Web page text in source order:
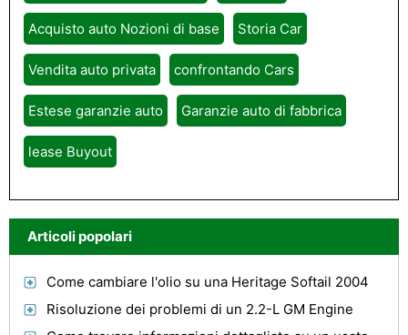
Acquisto auto Nozioni di base Storia Car
Vendita auto privata confrontando Cars
Estese garanzie auto Garanzie auto di fabbrica
lease Buyout
Articoli popolari
Come cambiare l'olio su una Heritage Softail 2004
Risoluzione dei problemi di un 2.2-L GM Engine